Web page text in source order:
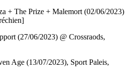
+ The Prize + Malemort (02/06/2023)
(27/06/2023) @ Crossraods,
Age (13/07/2023), Sport Paleis,